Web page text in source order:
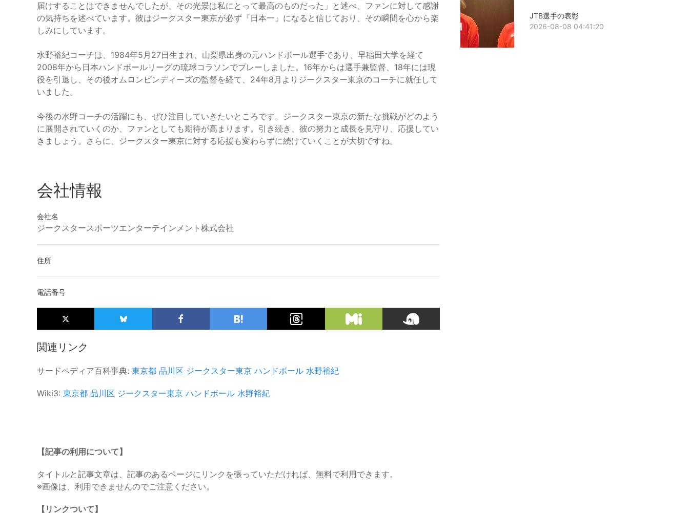
届けすることはできませんでしたが、その光景は私にとって最高のものだった」と述べ、ファンに対して感謝
の気持ちを述べています。彼はジークスター東京が必ず『日本一』になると信じており、その瞬間を心から楽
しみにしています。
水野裕紀コーチは、1984年5月27日生まれ、山梨県出身の元ハンドボール選手であり、早稲田大学を経て
2008年から日本ハンドボールリーグの琉球コラソンでプレーしました。16年からは選手兼監督、18年には現
役を引退し、その後オムロンピンディーズの監督を経て、24年8月よりジークスター東京のコーチに就任して
いました。
今後の水野コーチの活躍にも、ぜひ注目していきたいところです。ジークスター東京の新たな挑戦がどのよう
に展開されていくのか、ファンとしても期待が高まります。引き続き、彼の努力と成長を見守り、応援してい
きましょう。さらに、ジークスター東京に対する応援も変わらずに続けていくことが大切ですね。
会社情報
会社名
ジークスタースポーツエンターテインメント株式会社
住所
電話番号
関連リンク
サードペディア百科事典: 東京都 品川区 ジークスター東京 ハンドボール 水野裕紀
Wiki3: 東京都 品川区 ジークスター東京 ハンドボール 水野裕紀
JTB選手の表彰
2026-08-08 04:41:20
【記事の利用について】
タイトルと記事文章は、記事のあるページにリンクを張っていただければ、無料で利用できます。
※画像は、利用できませんのでご注意ください。
【リンクついて】